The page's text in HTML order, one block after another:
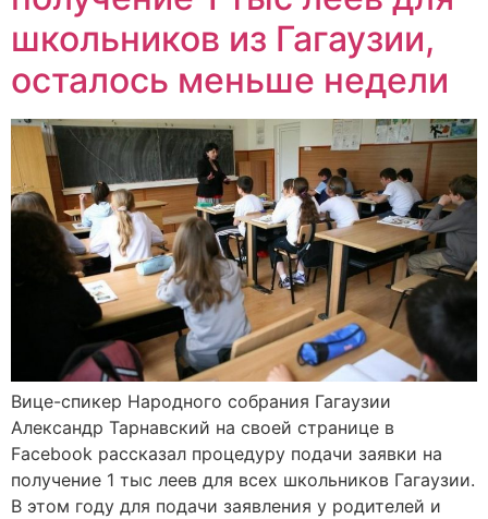
школьников из Гагаузии,
осталось меньше недели
Вице-спикер Народного собрания Гагаузии
Александр Тарнавский на своей странице в
Facebook рассказал процедуру подачи заявки на
получение 1 тыс леев для всех школьников Гагаузии.
В этом году для подачи заявления у родителей и